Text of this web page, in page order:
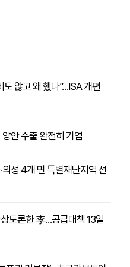
도 않고 왜 했나”…ISA 개편
안 수출 완전히 기염
의성 4개 면 특별재난지역 선
토론한 李…공급대책 13일